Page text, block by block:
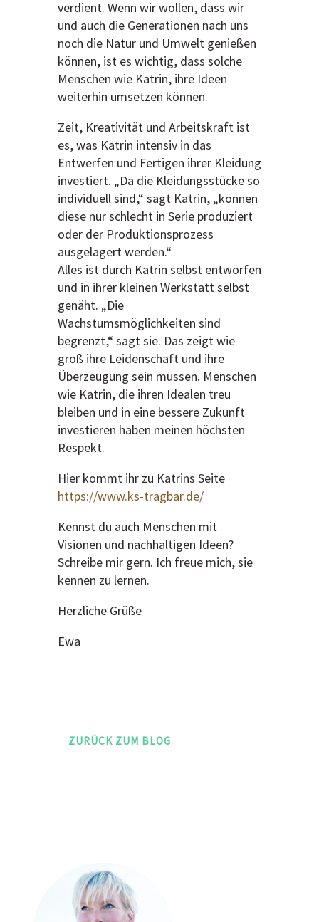
verdient. Wenn wir wollen, dass wir
und auch die Generationen nach uns
noch die Natur und Umwelt genießen
können, ist es wichtig, dass solche
Menschen wie Katrin, ihre Ideen
weiterhin umsetzen können.
Zeit, Kreativität und Arbeitskraft ist
es, was Katrin intensiv in das
Entwerfen und Fertigen ihrer Kleidung
investiert. „Da die Kleidungsstücke so
individuell sind,“ sagt Katrin, „können
diese nur schlecht in Serie produziert
oder der Produktionsprozess
ausgelagert werden.“
Alles ist durch Katrin selbst entworfen
und in ihrer kleinen Werkstatt selbst
genäht. „Die
Wachstumsmöglichkeiten sind
begrenzt,“ sagt sie. Das zeigt wie
groß ihre Leidenschaft und ihre
Überzeugung sein müssen. Menschen
wie Katrin, die ihren Idealen treu
bleiben und in eine bessere Zukunft
investieren haben meinen höchsten
Respekt.
Hier kommt ihr zu Katrins Seite
https://www.ks-tragbar.de/
Kennst du auch Menschen mit
Visionen und nachhaltigen Ideen?
Schreibe mir gern. Ich freue mich, sie
kennen zu lernen.
Herzliche Grüße
Ewa
ZURÜCK ZUM BLOG